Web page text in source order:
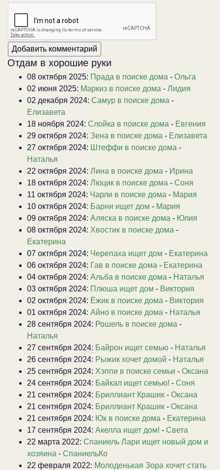
Отдам в хорошие руки
08 октября 2025: Прада в поиске дома - Ольга
02 июня 2025: Маркиз в поиске дома - Лидия
02 декабря 2024: Самур в поиске дома -
Елизавета
18 ноября 2024: Слойка в поиске дома - Евгения
29 октября 2024: Зена в поиске дома - Елизавета
27 октября 2024: Штеффи в поиске дома -
Наталья
22 октября 2024: Лина в поиске дома - Ирина
18 октября 2024: Люцик в поиске дома - Соня
11 октября 2024: Чарли в поиске дома - Мария
10 октября 2024: Барни ищет дом - Мария
09 октября 2024: Аляска в поиске дома - Юлия
08 октября 2024: Хвостик в поиске дома -
Екатерина
07 октября 2024: Черепаха ищет дом - Екатерина
06 октября 2024: Гав в поиске дома - Екатерина
04 октября 2024: Альба в поиске дома - Наталья
03 октября 2024: Плюша ищет дом - Виктория
02 октября 2024: Ёжик в поиске дома - Виктория
01 октября 2024: Айно в поиске дома - Наталья
28 сентября 2024: Рошель в поиске дома -
Наталья
27 сентября 2024: Байрон ищет семью - Наталья
26 сентября 2024: Рыжик хочет домой - Наталья
25 сентября 2024: Хэппи в поиске семьи - Оксана
24 сентября 2024: Байкал ищет семью! - Соня
21 сентября 2024: Бриллиант Крашик - Оксана
21 сентября 2024: Бриллиант Крашик - Оксана
21 сентября 2024: Юк в поиске дома - Екатерина
17 сентября 2024: Акелла ищет дом! - Света
22 марта 2022: Спаниель Лари ищет новый дом и
хозяина - СпаниельКо
22 февраля 2022: Молоденькая Зора хочет стать